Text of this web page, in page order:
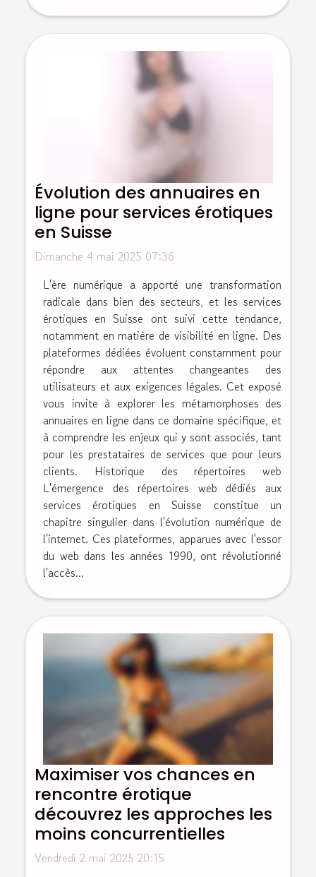
Évolution des annuaires en
ligne pour services érotiques
en Suisse
Dimanche 4 mai 2025 07:36
L'ère numérique a apporté une transformation
radicale dans bien des secteurs, et les services
érotiques en Suisse ont suivi cette tendance,
notamment en matière de visibilité en ligne. Des
plateformes dédiées évoluent constamment pour
répondre aux attentes changeantes des
utilisateurs et aux exigences légales. Cet exposé
vous invite à explorer les métamorphoses des
annuaires en ligne dans ce domaine spécifique, et
à comprendre les enjeux qui y sont associés, tant
pour les prestataires de services que pour leurs
clients. Historique des répertoires web
L'émergence des répertoires web dédiés aux
services érotiques en Suisse constitue un
chapitre singulier dans l'évolution numérique de
l'internet. Ces plateformes, apparues avec l'essor
du web dans les années 1990, ont révolutionné
l'accès...
Maximiser vos chances en
rencontre érotique
découvrez les approches les
moins concurrentielles
Vendredi 2 mai 2025 20:15